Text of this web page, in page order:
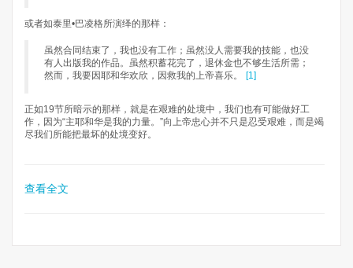
或者如泰里•巴凌格所演绎的那样：
虽然合同结束了，我也没有工作；虽然没人需要我的技能，也没
有人出版我的作品。虽然积蓄花完了，退休金也不够生活所需；
然而，我要因耶和华欢欣，因救我的上帝喜乐。
[1]
正如19节所暗示的那样，就是在艰难的处境中，我们也有可能做好工
作，因为“主耶和华是我的力量。”向上帝忠心并不只是忍受艰难，而是竭
尽我们所能把最坏的处境变好。
查看全文